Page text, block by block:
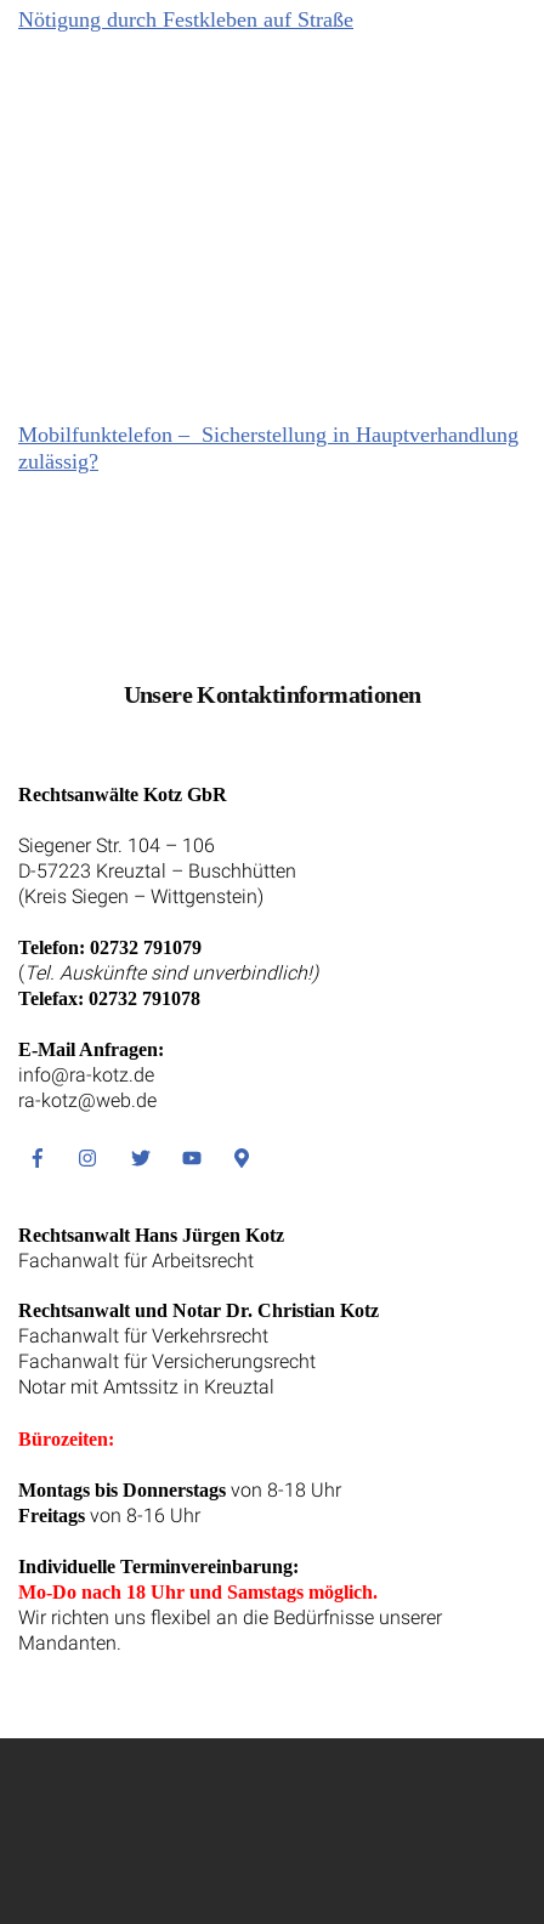
Nötigung durch Festkleben auf Straße
Mobilfunktelefon – Sicherstellung in Hauptverhandlung
zulässig?
Unsere Kontaktinformationen
Rechtsanwälte Kotz GbR
Siegener Str. 104 – 106
D-57223 Kreuztal – Buschhütten
(Kreis Siegen – Wittgenstein)
Telefon: 02732 791079
(Tel. Auskünfte sind unverbindlich!)
Telefax: 02732 791078
E-Mail Anfragen:
info@ra-kotz.de
ra-kotz@web.de
FacebookInstagramTwitter YoutubeGoogle
Rechtsanwalt Hans Jürgen Kotz
Fachanwalt für Arbeitsrecht
Rechtsanwalt und Notar Dr. Christian Kotz
Fachanwalt für Verkehrsrecht
Fachanwalt für Versicherungsrecht
Notar mit Amtssitz in Kreuztal
Bürozeiten:
Montags bis Donnerstags von 8-18 Uhr
Freitags von 8-16 Uhr
Individuelle Terminvereinbarung:
Mo-Do nach 18 Uhr und Samstags möglich.
Wir richten uns flexibel an die Bedürfnisse unserer
Mandanten.